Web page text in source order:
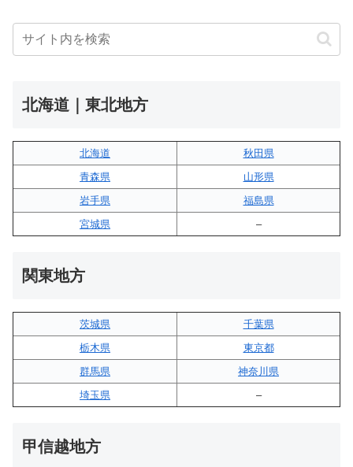
北海道｜東北地方
北海道
秋田県
青森県
山形県
岩手県
福島県
宮城県
–
関東地方
茨城県
千葉県
栃木県
東京都
群馬県
神奈川県
埼玉県
–
甲信越地方